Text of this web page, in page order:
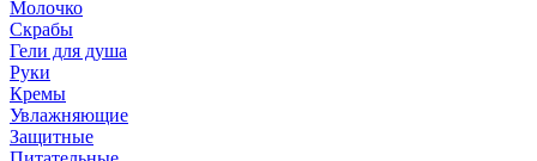
Молочко
Скрабы
Гели для душа
Руки
Кремы
Увлажняющие
Защитные